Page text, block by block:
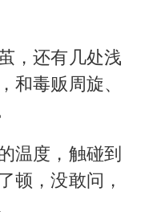
，还有几处浅
和毒贩周旋、
温度，触碰到
顿，没敢问，